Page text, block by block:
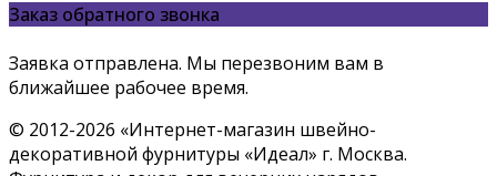
Заказ обратного звонка
Заявка отправлена. Мы перезвоним вам в
ближайшее рабочее время.
© 2012-2026 «Интернет-магазин швейно-
декоративной фурнитуры «Идеал» г. Москва.